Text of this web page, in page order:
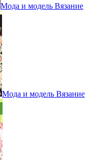
Мода и модель Вязание
Мода и модель Вязание